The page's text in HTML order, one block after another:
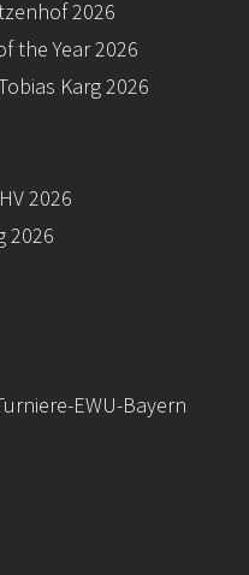
TURNIERE-EWU-
(BUND)
2026
the Year 2026
Karg 2026
2026
2026
EWU-Bayern